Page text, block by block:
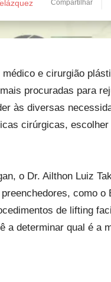
Compartilhar
e cirurgião
procuradas para
às diversas
cirúrgicas,
o Dr. Ailthon Luiz
como
de lifting
a determinar qual é a